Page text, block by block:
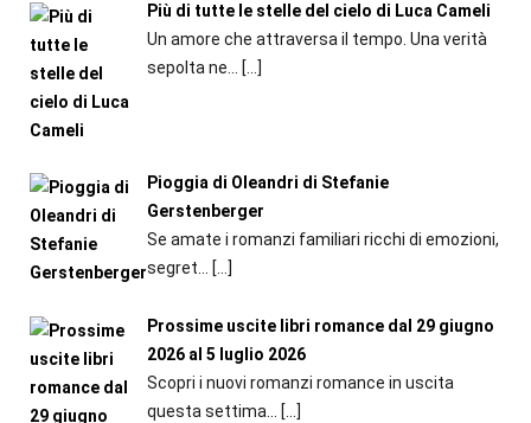
Più di tutte le stelle del cielo di Luca Cameli
Un amore che attraversa il tempo. Una verità
sepolta ne... […]
Pioggia di Oleandri di Stefanie
Gerstenberger
Se amate i romanzi familiari ricchi di emozioni,
segret...
[…]
Prossime uscite libri romance dal 29 giugno
2026 al 5 luglio 2026
Scopri i nuovi romanzi romance in uscita
questa settima...
[…]